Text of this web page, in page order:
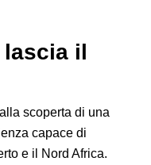
lascia il
scoperta di una
capace di
e il Nord Africa.